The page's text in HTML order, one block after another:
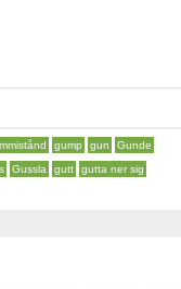
gump gun
Gunde
Gussla gutt
gutta ner sig